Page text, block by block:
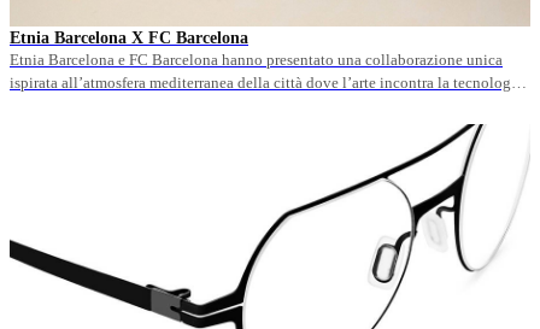
Etnia Barcelona X FC Barcelona
Etnia Barcelona e FC Barcelona hanno presentato una collaborazione unica
ispirata all’atmosfera mediterranea della città dove l’arte incontra la tecnologia,
Barcellona e il Club più famoso del mondo. Una collezione dal carattere